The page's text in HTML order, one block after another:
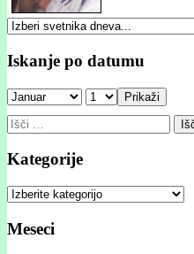
Iskanje po datumu
Prikaži
Išči:
Kategorije
Kategorije
Meseci